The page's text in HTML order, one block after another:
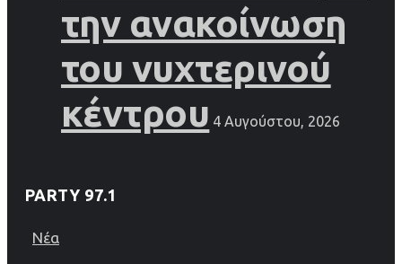
την ανακοίνωση
του νυχτερινού
κέντρου 4 Αυγούστου, 2026
PARTY 97.1
Νέα